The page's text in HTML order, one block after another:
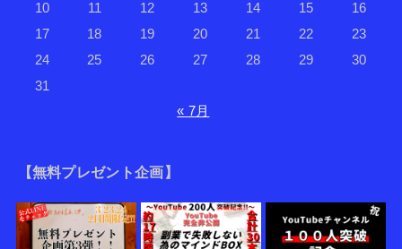
10
11 12 13 14 15
16
17
18 19 20 21 22
23
24
25 26 27 28 29
30
31
« 7月
【無料プレゼント企画】